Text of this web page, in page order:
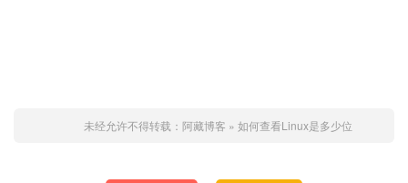
未经允许不得转载： 阿藏博客 » 如何查看Linux是多少位